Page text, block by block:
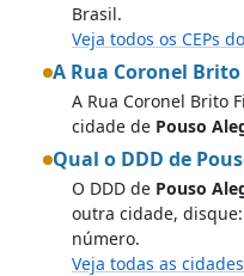
Brasil.
Veja todos os CEPs
A Rua Coronel
A Rua Coronel Brito
cidade de Pouso
Qual o DDD de
O DDD de Pouso
outra cidade,
número.
Veja todas as